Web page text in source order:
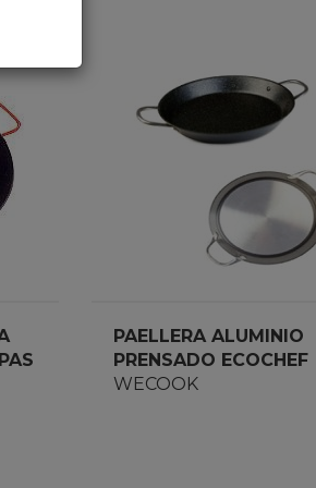
PAELLERA ALUMINIO
PRENSADO ECOCHEF
WECOOK